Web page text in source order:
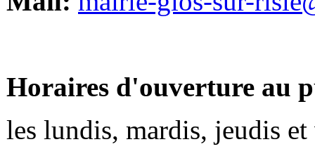
Horaires d'ouverture au
les lundis, mardis, jeudis et